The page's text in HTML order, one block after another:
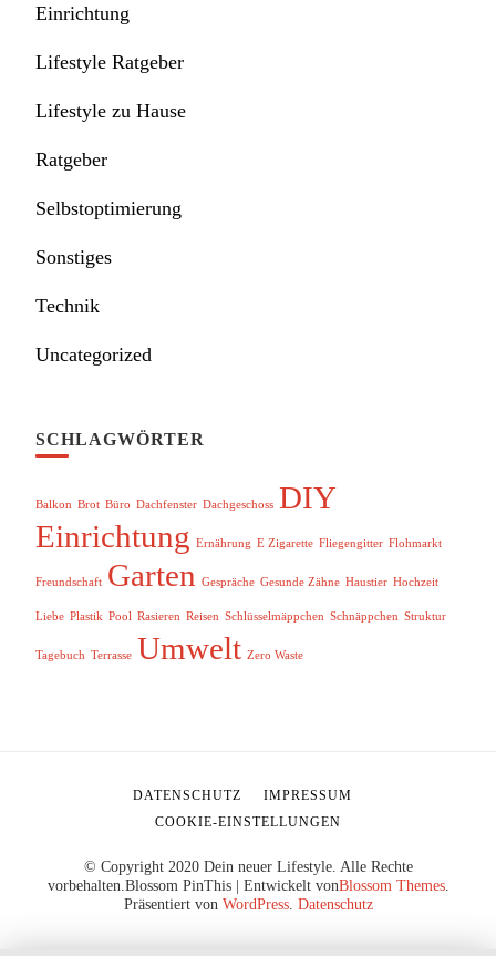
Einrichtung
Lifestyle Ratgeber
Lifestyle zu Hause
Ratgeber
Selbstoptimierung
Sonstiges
Technik
Uncategorized
SCHLAGWÖRTER
Balkon Brot Büro Dachfenster Dachgeschoss DIY
Einrichtung Ernährung E Zigarette Fliegengitter Flohmarkt
Freundschaft Garten Gespräche Gesunde Zähne Haustier Hochzeit
Liebe Plastik Pool Rasieren Reisen Schlüsselmäppchen Schnäppchen Struktur
Tagebuch Terrasse Umwelt Zero Waste
© Copyright 2020 Dein neuer Lifestyle. Alle Rechte
vorbehalten.Blossom PinThis | Entwickelt vonBlossom Themes.
Präsentiert von WordPress. Datenschutz
DATENSCHUTZ
IMPRESSUM
COOKIE-EINSTELLUNGEN